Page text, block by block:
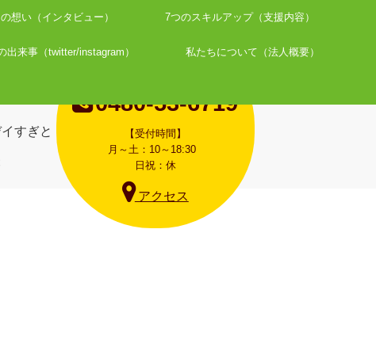
想い（インタビュー） 7つのスキルアップ（支援内容）
出来事（twitter/instagram） 私たちについて（法人概要）
0480-53-6719
【受付時間】
月～土：10～18:30
日祝：休
アクセス